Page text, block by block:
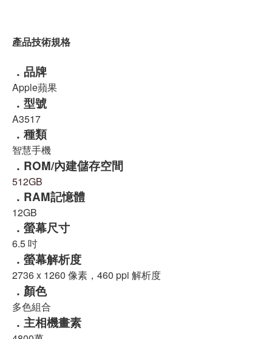
產品技術規格
．品牌
Apple蘋果
．型號
A3517
．種類
智慧手機
．ROM/內建儲存空間
512GB
．RAM記憶體
12GB
．螢幕尺寸
6.5 吋
．螢幕解析度
2736 x 1260 像素，460 ppi 解析度
．顏色
多色組合
．主相機畫素